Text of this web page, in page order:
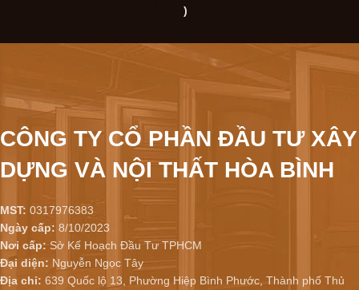
)
CÔNG TY CỔ PHẦN ĐẦU TƯ XÂY
DỰNG VÀ NỘI THẤT HÒA BÌNH
MST: 0317976383
Ngày cấp: 8/10/2023
Nơi cấp: Sở Kế Hoạch Đầu Tư TPHCM
Đại diện: Nguyễn Ngọc Tây
Địa chỉ: 639 Quốc lộ 13, Phường Hiệp Bình Phước, Thành phố Thủ